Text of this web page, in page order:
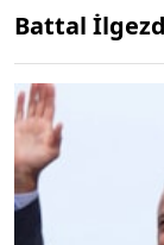
Battal